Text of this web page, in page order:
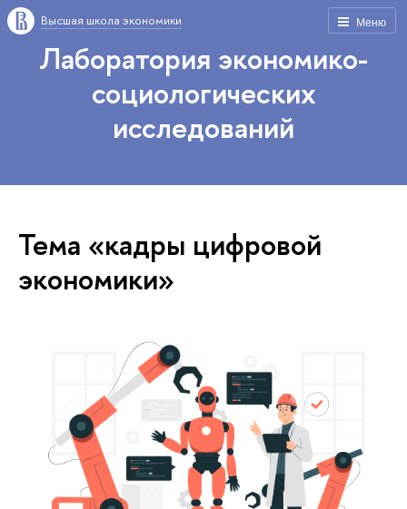
Меню
Высшая школа экономики
Лаборатория экономико-
социологических
исследований
Тема «кадры цифровой
экономики»